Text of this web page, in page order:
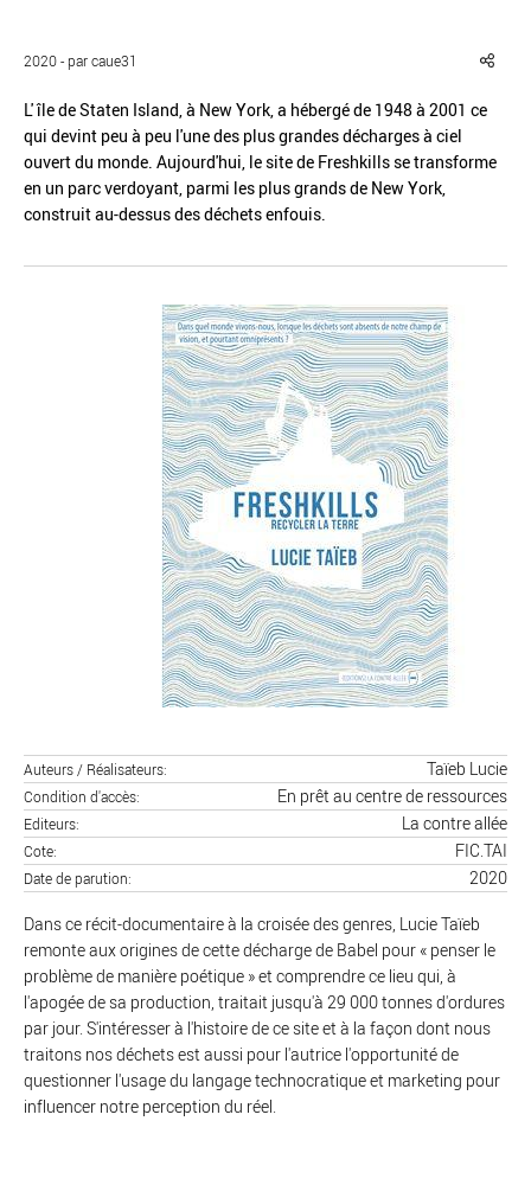
2020 - par caue31
L' île de Staten Island, à New York, a hébergé de 1948 à 2001 ce
qui devint peu à peu l'une des plus grandes décharges à ciel
ouvert du monde. Aujourd'hui, le site de Freshkills se transforme
en un parc verdoyant, parmi les plus grands de New York,
construit au-dessus des déchets enfouis.
Auteurs / Réalisateurs Taïeb Lucie
Condition d'accès En prêt au centre de ressources
Editeurs La contre allée
Cote FIC.TAI
Date de parution 2020
Dans ce récit-documentaire à la croisée des genres, Lucie Taïeb
remonte aux origines de cette décharge de Babel pour « penser le
problème de manière poétique » et comprendre ce lieu qui, à
l'apogée de sa production, traitait jusqu'à 29 000 tonnes d'ordures
par jour. S'intéresser à l'histoire de ce site et à la façon dont nous
traitons nos déchets est aussi pour l'autrice l'opportunité de
questionner l'usage du langage technocratique et marketing pour
influencer notre perception du réel.